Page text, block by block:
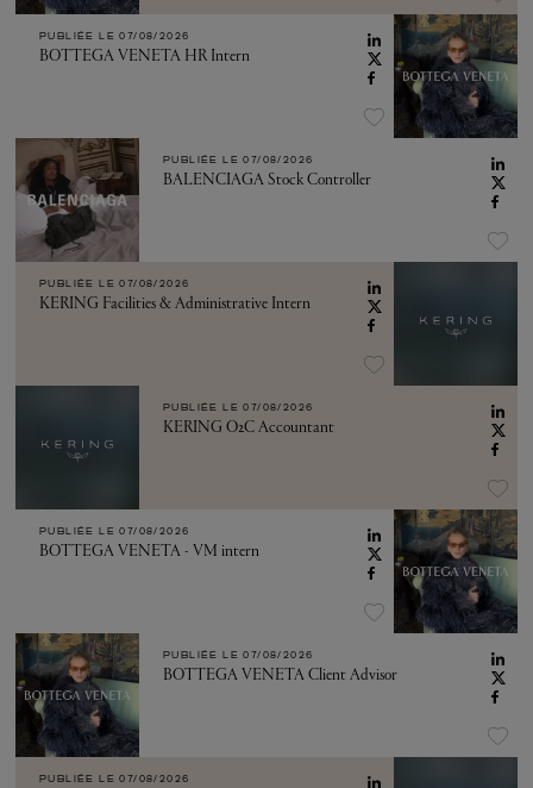
PUBLIÉE LE 07/08/2026
BOTTEGA VENETA HR Intern
PUBLIÉE LE 07/08/2026
BALENCIAGA Stock Controller
PUBLIÉE LE 07/08/2026
KERING Facilities & Administrative Intern
PUBLIÉE LE 07/08/2026
KERING O2C Accountant
PUBLIÉE LE 07/08/2026
BOTTEGA VENETA - VM intern
PUBLIÉE LE 07/08/2026
BOTTEGA VENETA Client Advisor
PUBLIÉE LE 07/08/2026